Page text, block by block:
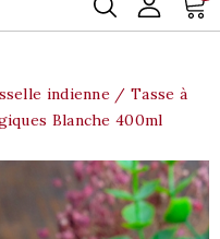
indienne
Tasse à
Blanche 400ml